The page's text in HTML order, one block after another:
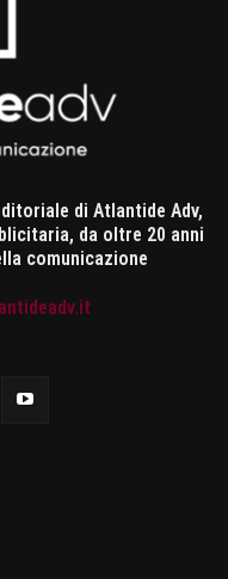
di Atlantide Adv,
da oltre 20 anni
comunicazione